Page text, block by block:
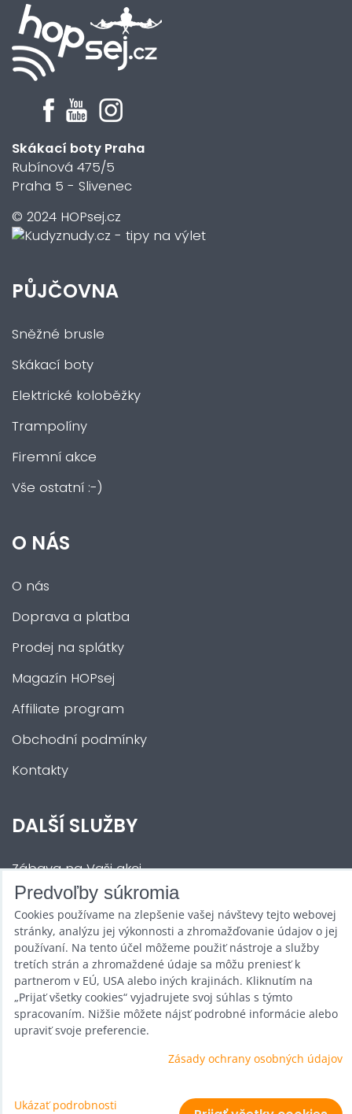
Skákací boty Praha
Rubínová 475/5
Praha 5 - Slivenec
© 2024 HOPsej.cz
PŮJČOVNA
Sněžné brusle
Skákací boty
Elektrické koloběžky
Trampolíny
Firemní akce
Vše ostatní :-)
O NÁS
O nás
Doprava a platba
Prodej na splátky
Magazín HOPsej
Affiliate program
Obchodní podmínky
Kontakty
DALŠÍ SLUŽBY
Zábava na Vaši akci
Půjčovna
Promotéři
Kurzy a setkání
Velkoobchod
Nabídka práce
Zásady ochrany osobných údajov
Predvoľby súkromia
Cookies používame na zlepšenie vašej návštevy tejto webovej
stránky, analýzu jej výkonnosti a zhromažďovanie údajov o jej
používaní. Na tento účel môžeme použiť nástroje a služby
tretích strán a zhromaždené údaje sa môžu preniesť k
partnerom v EÚ, USA alebo iných krajinách. Kliknutím na
„Prijať všetky cookies“ vyjadrujete svoj súhlas s týmto
spracovaním. Nižšie môžete nájsť podrobné informácie alebo
upraviť svoje preferencie.
Zásady ochrany osobných údajov
Ukázať podrobnosti